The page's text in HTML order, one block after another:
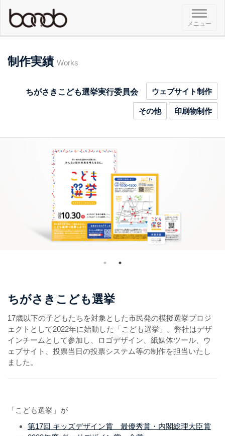
メ
ニ
ュ
メニュー
制作実績 Works
ちがさきこども選挙実行委員会 ウェブサイト制作
その他 印刷物制作
ちがさきこども選挙
17歳以下の子どもたちを対象とした市民発の模擬選挙プロジ
ェクトとして2022年に始動した「こども選挙」。弊社はデザ
インチームとして参加し、ロゴデザイン、紙媒体ツール、ウ
ェブサイト、投票当日の投票システム等の制作を担当いたし
ました。
「こども選挙」が
第17回 キッズデザイン賞 最優秀賞・内閣総理⼤⾂賞